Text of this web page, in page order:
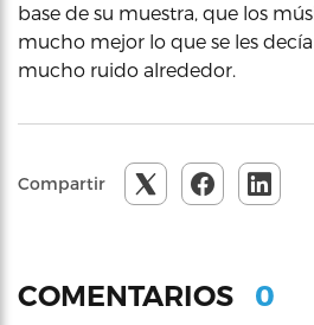
base de su muestra, que los
mucho mejor lo que se les
mucho ruido alrededor.
Compartir
COMENTARIOS 0